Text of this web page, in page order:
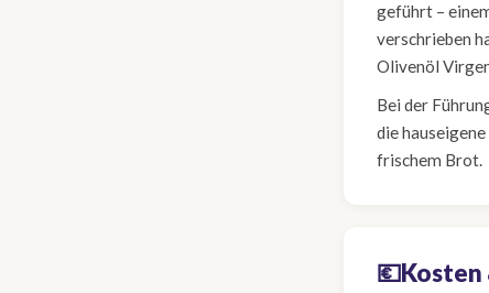
geführt –
verschrieben
Olivenöl
Bei der
die
frischem Brot.
💶Kosten